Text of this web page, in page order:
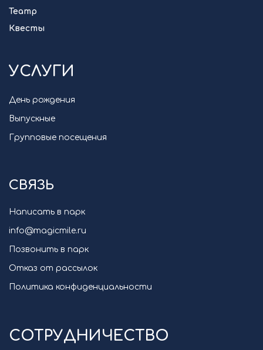
Театр
Квесты
УСЛУГИ
День рождения
Выпускные
Групповые посещения
СВЯЗЬ
Написать в парк
info@magicmile.ru
Позвонить в парк
Отказ от рассылок
Политика конфиденциальности
СОТРУДНИЧЕСТВО